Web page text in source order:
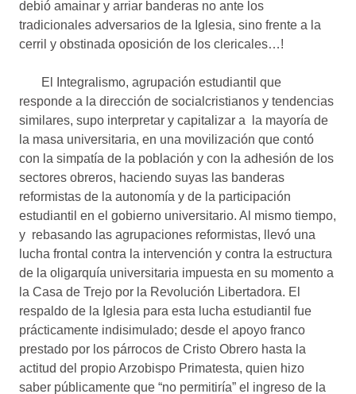
debió amainar y arriar banderas no ante los
tradicionales adversarios de la Iglesia, sino frente a la
cerril y obstinada oposición de los clericales…!
El Integralismo, agrupación estudiantil que
responde a la dirección de socialcristianos y tendencias
similares, supo interpretar y capitalizar a la mayoría de
la masa universitaria, en una movilización que contó
con la simpatía de la población y con la adhesión de los
sectores obreros, haciendo suyas las banderas
reformistas de la autonomía y de la participación
estudiantil en el gobierno universitario. Al mismo tiempo,
y rebasando las agrupaciones reformistas, llevó una
lucha frontal contra la intervención y contra la estructura
de la oligarquía universitaria impuesta en su momento a
la Casa de Trejo por la Revolución Libertadora. El
respaldo de la Iglesia para esta lucha estudiantil fue
prácticamente indisimulado; desde el apoyo franco
prestado por los párrocos de Cristo Obrero hasta la
actitud del propio Arzobispo Primatesta, quien hizo
saber públicamente que “no permitiría” el ingreso de la